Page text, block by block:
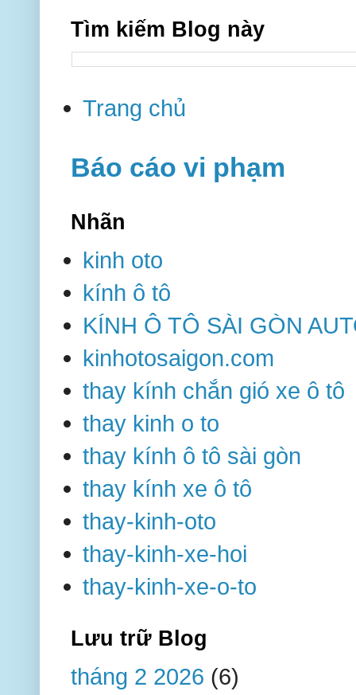
Tìm kiếm Blog này
Trang chủ
Báo cáo vi phạm
Nhãn
kinh oto
kính ô tô
KÍNH Ô TÔ SÀI GÒN
kinhotosaigon.com
thay kính chắn gió xe ô tô
thay kinh o to
thay kính ô tô sài gòn
thay kính xe ô tô
thay-kinh-oto
thay-kinh-xe-hoi
thay-kinh-xe-o-to
Lưu trữ Blog
tháng 2 2026 (6)